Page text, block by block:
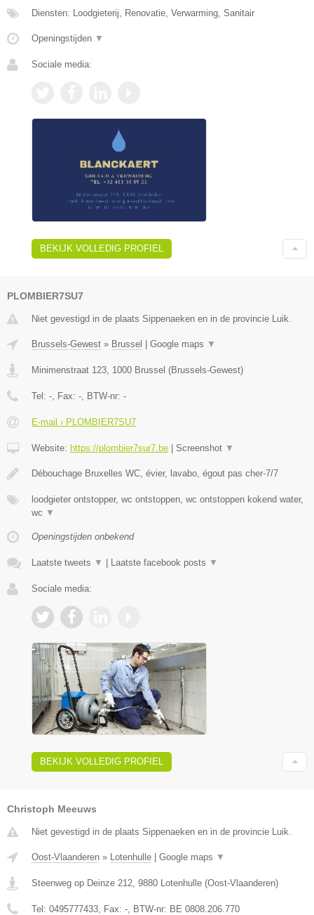
Diensten: Loodgieterij, Renovatie, Verwarming, Sanitair
Openingstijden ▼
Sociale media:
BEKIJK VOLLEDIG PROFIEL
PLOMBIER7SU7
Niet gevestigd in de plaats Sippenaeken en in de provincie Luik.
Brussels-Gewest » Brussel | Google maps ▼
Minimenstraat 123 1000 Brussel (Brussels-Gewest)
Tel: - , Fax: - , BTW-nr: -
E-mail › PLOMBIER7SU7
Website: https://plombier7sur7.be | Screenshot ▼
Débouchage Bruxelles WC, évier, lavabo, égout pas cher-7/7
loodgieter ontstopper, wc ontstoppen, wc ontstoppen kokend water,
wc ▼
Openingstijden onbekend
Laatste tweets ▼ | Laatste facebook posts ▼
Sociale media:
BEKIJK VOLLEDIG PROFIEL
Christoph Meeuws
Niet gevestigd in de plaats Sippenaeken en in de provincie Luik.
Oost-Vlaanderen » Lotenhulle | Google maps ▼
Steenweg op Deinze 212 9880 Lotenhulle (Oost-Vlaanderen)
Tel: 0495777433 , Fax: - , BTW-nr: BE 0808.206.770